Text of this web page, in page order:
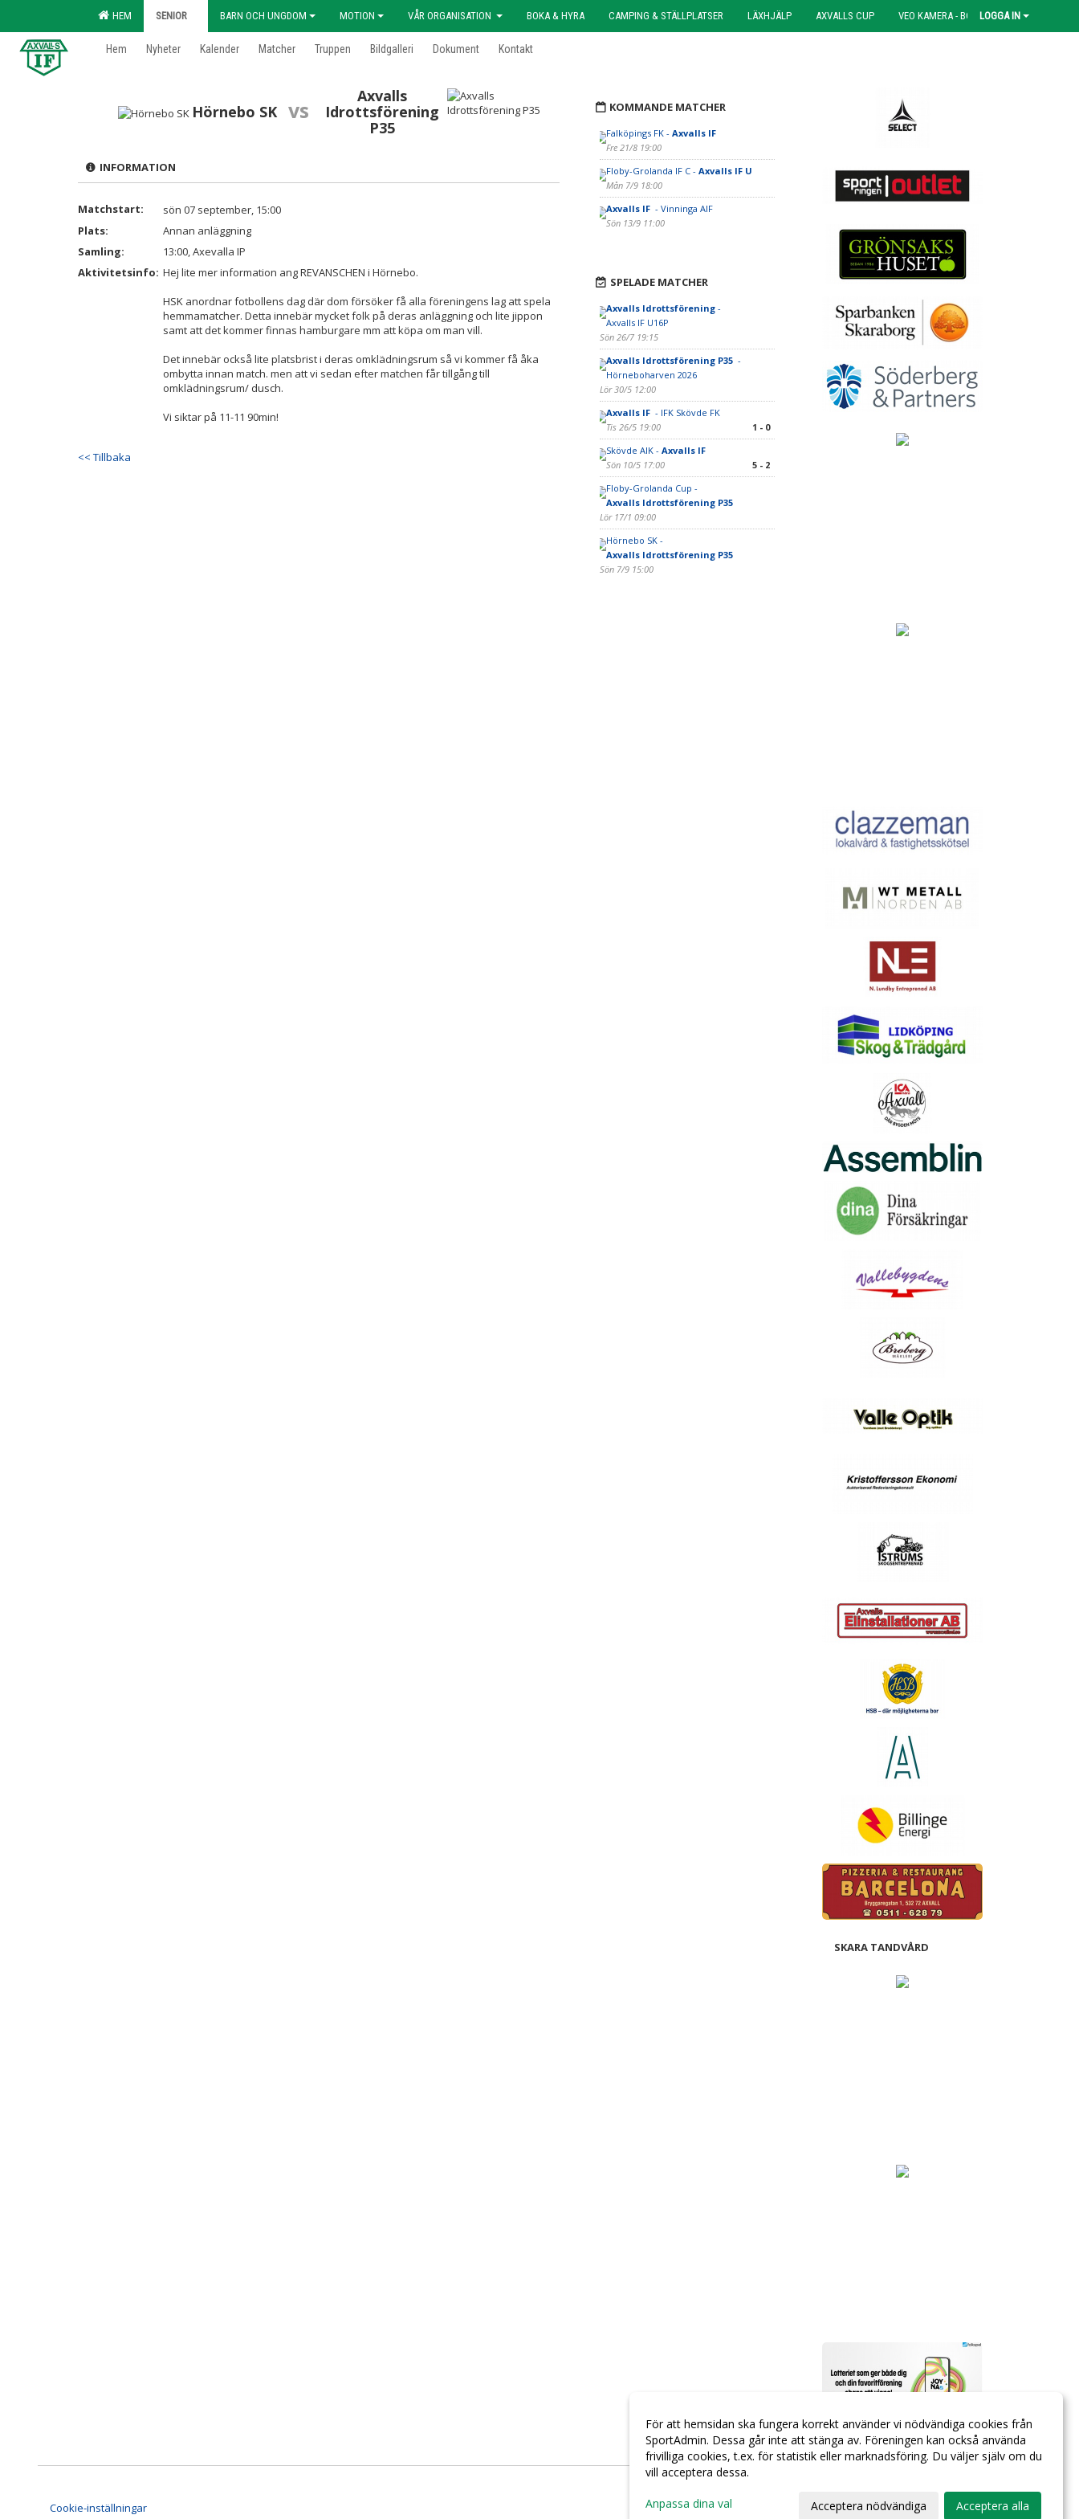
HEM SENIOR BARN OCH UNGDOM MOTION VÅR ORGANISATION BOKA & HYRA CAMPING & STÄLLPLATSER LÄXHJÄLP AXVALLS CUP VEO KAMERA - BOKNINGLOGGA IN
Hem Nyheter Kalender Matcher Truppen Bildgalleri Dokument Kontakt
Hörnebo SK vs
Axvalls
Idrottsförening
P35
INFORMATION
Matchstart:
sön 07 september, 15:00
Plats:
Annan anläggning
Samling:
13:00, Axevalla IP
Aktivitetsinfo: Hej lite mer information ang REVANSCHEN i Hörnebo.
HSK anordnar fotbollens dag där dom försöker få alla föreningens lag att spela
hemmamatcher. Detta innebär mycket folk på deras anläggning och lite jippon
samt att det kommer finnas hamburgare mm att köpa om man vill.
Det innebär också lite platsbrist i deras omklädningsrum så vi kommer få åka
ombytta innan match. men att vi sedan efter matchen får tillgång till
omklädningsrum/ dusch.
Vi siktar på 11-11 90min!
<< Tillbaka
KOMMANDE MATCHER
Falköpings FK - Axvalls IF
Fre 21/8 19:00
Floby-Grolanda IF C - Axvalls IF U
Mån 7/9 18:00
Axvalls IF - Vinninga AIF
Sön 13/9 11:00
SPELADE MATCHER
Axvalls Idrottsförening-
Axvalls IF U16P
Sön 26/7 19:15
Axvalls Idrottsförening P35 -
Hörneboharven 2026
Lör 30/5 12:00
Axvalls IF - IFK Skövde FK
Tis 26/5 19:00
1 - 0
Skövde AIK - Axvalls IF
Sön 10/5 17:00
5 - 2
Floby-Grolanda Cup -
Axvalls Idrottsförening P35
Lör 17/1 09:00
Hörnebo SK -
Axvalls Idrottsförening P35
Sön 7/9 15:00
SKARA TANDVÅRD
Cookie-inställningar
För att hemsidan ska fungera korrekt använder vi nödvändiga cookies från
SportAdmin. Dessa går inte att stänga av. Föreningen kan också använda
frivilliga cookies, t.ex. för statistik eller marknadsföring. Du väljer själv om du
vill acceptera dessa.
Anpassa dina val Acceptera nödvändiga Acceptera alla